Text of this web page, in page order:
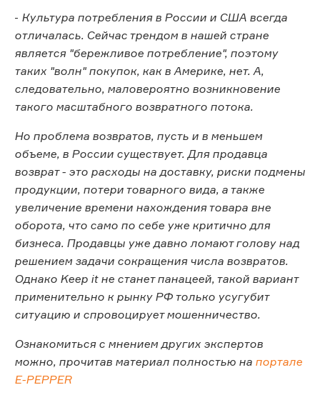
- Культура потребления в России и США всегда
отличалась. Сейчас трендом в нашей стране
является "бережливое потребление", поэтому
таких "волн" покупок, как в Америке, нет. А,
следовательно, маловероятно возникновение
такого масштабного возвратного потока.
Но проблема возвратов, пусть и в меньшем
объеме, в России существует. Для продавца
возврат - это расходы на доставку, риски подмены
продукции, потери товарного вида, а также
увеличение времени нахождения товара вне
оборота, что само по себе уже критично для
бизнеса. Продавцы уже давно ломают голову над
решением задачи сокращения числа возвратов.
Однако Keep it не станет панацеей, такой вариант
применительно к рынку РФ только усугубит
ситуацию и спровоцирует мошенничество.
Ознакомиться с мнением других экспертов
можно, прочитав материал полностью на портале
E-PEPPER